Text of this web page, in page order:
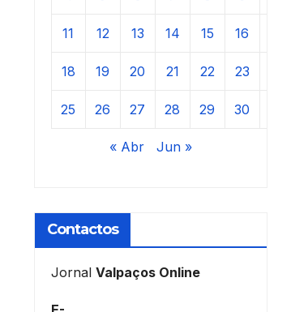
11 12 13 14 15 16
18 19 20 21 22 23
25 26 27 28 29 30
« Abr Jun »
Contactos
Jornal Valpaços Online